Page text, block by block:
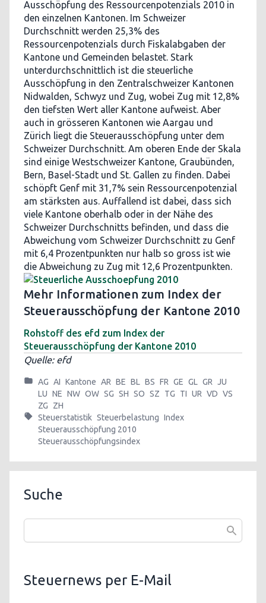
Ausschöpfung des Ressourcenpotenzials 2010 in
den einzelnen Kantonen. Im Schweizer
Durchschnitt werden 25,3% des
Ressourcenpotenzials durch Fiskalabgaben der
Kantone und Gemeinden belastet. Stark
unterdurchschnittlich ist die steuerliche
Ausschöpfung in den Zentralschweizer Kantonen
Nidwalden, Schwyz und Zug, wobei Zug mit 12,8%
den tiefsten Wert aller Kantone aufweist. Aber
auch in grösseren Kantonen wie Aargau und
Zürich liegt die Steuerausschöpfung unter dem
Schweizer Durchschnitt. Am oberen Ende der Skala
sind einige Westschweizer Kantone, Graubünden,
Bern, Basel-Stadt und St. Gallen zu finden. Dabei
schöpft Genf mit 31,7% sein Ressourcenpotenzial
am stärksten aus. Auffallend ist dabei, dass sich
viele Kantone oberhalb oder in der Nähe des
Schweizer Durchschnitts befinden, und dass die
Abweichung vom Schweizer Durchschnitt zu Genf
mit 6,4 Prozentpunkten nur halb so gross ist wie
die Abweichung zu Zug mit 12,6 Prozentpunkten.
Mehr Informationen zum Index der
Steuerausschöpfung der Kantone 2010
Rohstoff des efd zum Index der
Steuerausschöpfung der Kantone 2010
Quelle: efd
AG AI Kantone AR BE BL BS FR GE GL GR JU
LU NE NW OW SG SH SO SZ TG TI UR VD VS
ZG
ZH
Steuerstatistik Steuerbelastung Index
Steuerausschöpfung 2010
Steuerausschöpfungsindex
Suche
Steuernews per E-Mail